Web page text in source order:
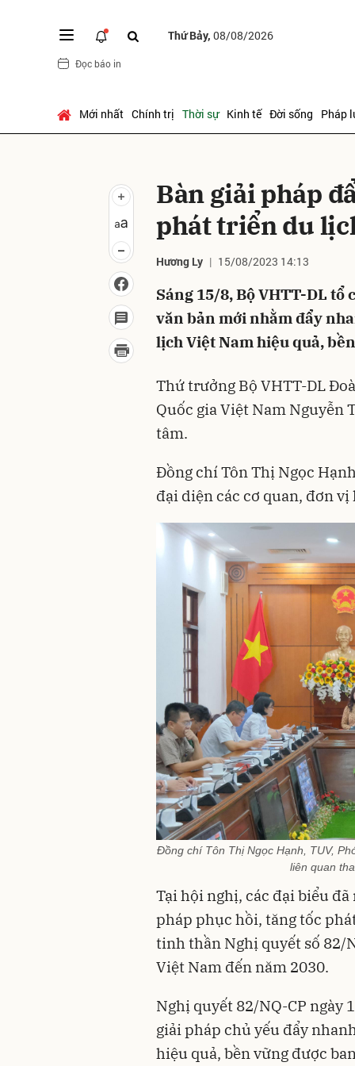
Thứ Bảy, 08/08/2026
Đọc báo in
Mới nhất Chính trị Thời sự Kinh tế Đời sống Pháp
Bàn giải pháp
phát triển du
Hương Ly 15/08/2023 14:13
Sáng 15/8, Bộ VHTT-DL
văn bản mới nhằm đẩy
lịch Việt Nam hiệu quả,
Thứ trưởng Bộ VHTT-DL
Quốc gia Việt Nam
tâm.
Đồng chí Tôn Thị Ngọc
đại diện các cơ quan, đơn
Đồng chí Tôn Thị Ngọc Hạnh, TUV,
liên quan
Tại hội nghị, các đại biểu
pháp phục hồi, tăng tốc
tinh thần Nghị quyết số 82/
Việt Nam đến năm 2030.
Nghị quyết 82/NQ-CP ngày
giải pháp chủ yếu đẩy
hiệu quả, bền vững được